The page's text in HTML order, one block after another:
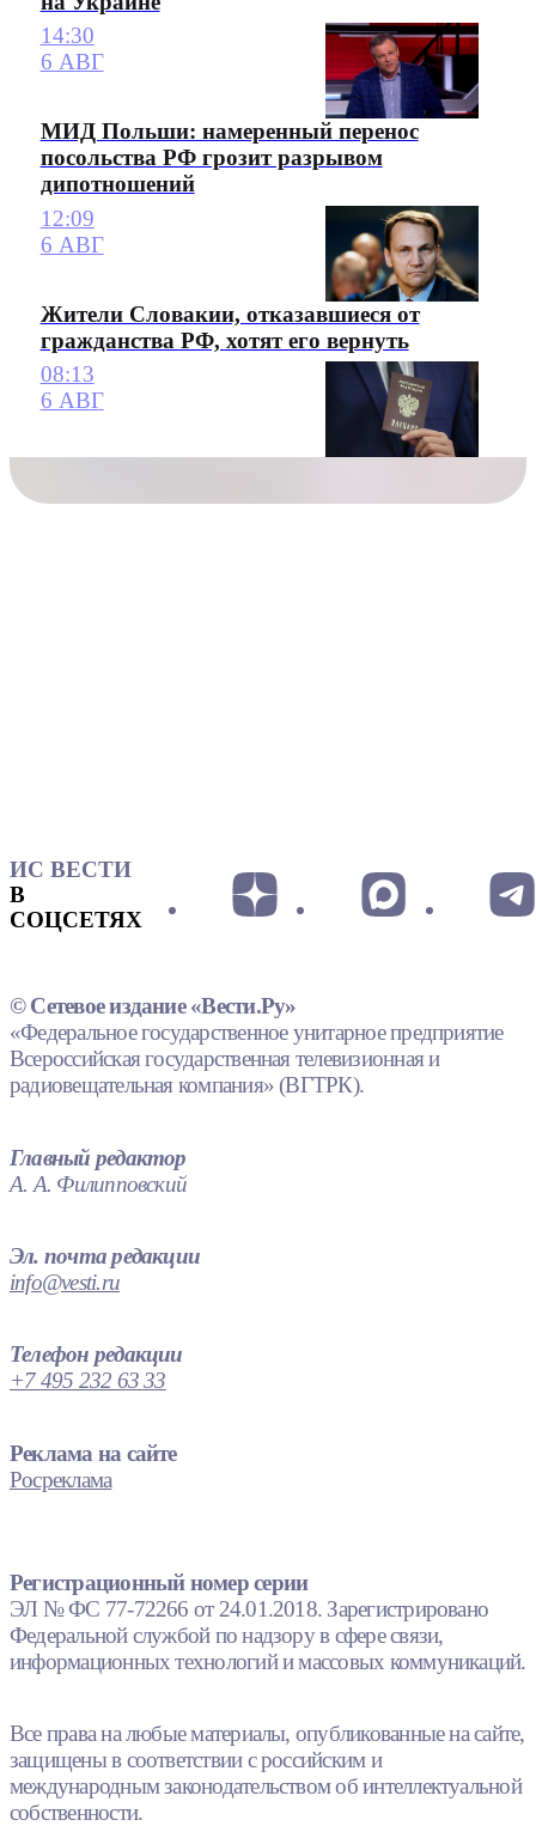
14:30
6 АВГ
МИД Польши: намеренный перенос
посольства РФ грозит разрывом
дипотношений
12:09
6 АВГ
Жители Словакии, отказавшиеся от
гражданства РФ, хотят его вернуть
08:13
6 АВГ
ИС ВЕСТИ
В
СОЦСЕТЯХ
© Сетевое издание «Вести.Ру»
«Федеральное государственное унитарное предприятие
Всероссийская государственная телевизионная и
радиовещательная компания» (ВГТРК).
Главный редактор
А. А. Филипповский
Эл. почта редакции
info@vesti.ru
Телефон редакции
+7 495 232 63 33
Реклама на сайте
Росреклама
Регистрационный номер серии
ЭЛ № ФС 77-72266 от 24.01.2018. Зарегистрировано
Федеральной службой по надзору в сфере связи,
информационных технологий и массовых коммуникаций.
Все права на любые материалы, опубликованные на сайте,
защищены в соответствии с российским и
международным законодательством об интеллектуальной
собственности.